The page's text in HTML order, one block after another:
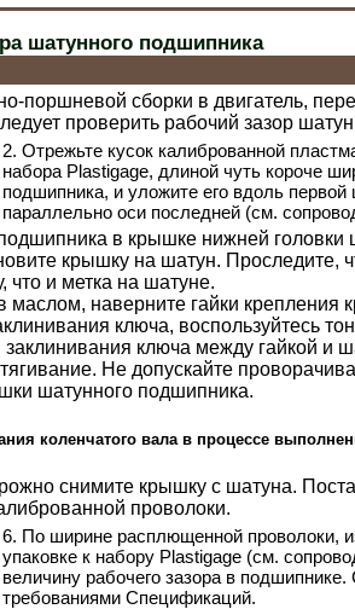
шатунного подшипника
поршневой сборки в двигатель,
проверить рабочий зазор
2. Отрежьте кусок калиброванной
набора Plastigage, длиной чуть короче
подшипника, и уложите его вдоль
параллельно оси последней (см.
в крышке нижней
крышку на шатун. Проследите,
что и метка на шатуне.
маслом, наверните гайки крепления
ключа, воспользуйтесь
заклинивания ключа между гайкой и
Не допускайте
шатунного подшипника.
коленчатого вала в процессе
снимите крышку с шатуна.
проволоки.
6. По ширине расплющенной проволоки,
упаковке к набору Plastigage (см.
величину рабочего зазора в
требованиями Спецификаций.